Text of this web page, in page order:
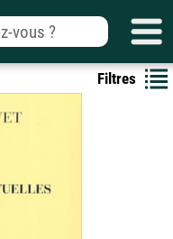
Filtres